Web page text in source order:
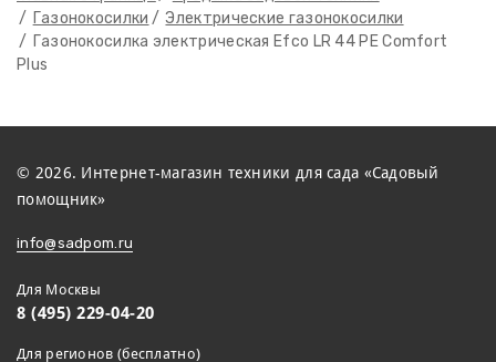
Газонокосилки
Электрические газонокосилки
Газонокосилка электрическая Efco LR 44 PE Comfort
Plus
© 2026. Интернет-магазин техники для сада «Садовый
помощник»
info@sadpom.ru
Для Москвы
8 (495) 229-04-20
Для регионов (бесплатно)